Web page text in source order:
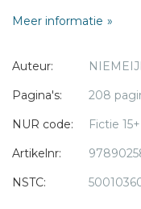
Meer informatie
Auteur:
Pagina's:
208
NUR code:
Fictie
Artikelnr:
NSTC:
* = verplicht